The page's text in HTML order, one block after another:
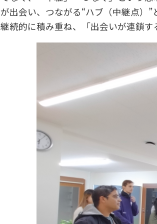
が出会い、つながる“ハブ（中継点）
継続的に積み重ね、「出会いが連鎖す